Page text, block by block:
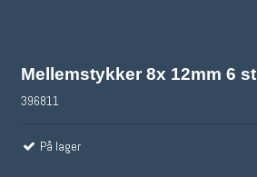
Mellemstykker 8x 12mm 6
396811
På lager